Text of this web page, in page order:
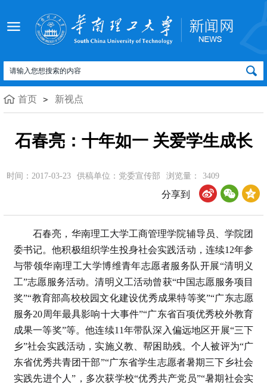
首页 新视点
石春亮：十年如一 关爱学生成长
时间：2017-03-23 供稿单位：党委宣传部 浏览量： 3409
分享到
石春亮，华南理工大学工商管理学院辅导员、学院团
委书记。他积极组织学生投身社会实践活动，连续12年参
与带领华南理工大学博维青年志愿者服务队开展“清明义
工”志愿服务活动。清明义工活动曾获“中国志愿服务项目
奖”“教育部高校校园文化建设优秀成果特等奖”“广东志愿
服务20周年最具影响十大事件”“广东省百项优秀校外教育
成果一等奖”等。他连续11年带队深入偏远地区开展“三下
乡”社会实践活动，实施义教、帮困助残。个人被评为“广
东省优秀共青团干部”“广东省学生志愿者暑期三下乡社会
实践先进个人”，多次获学校“优秀共产党员”“暑期社会实